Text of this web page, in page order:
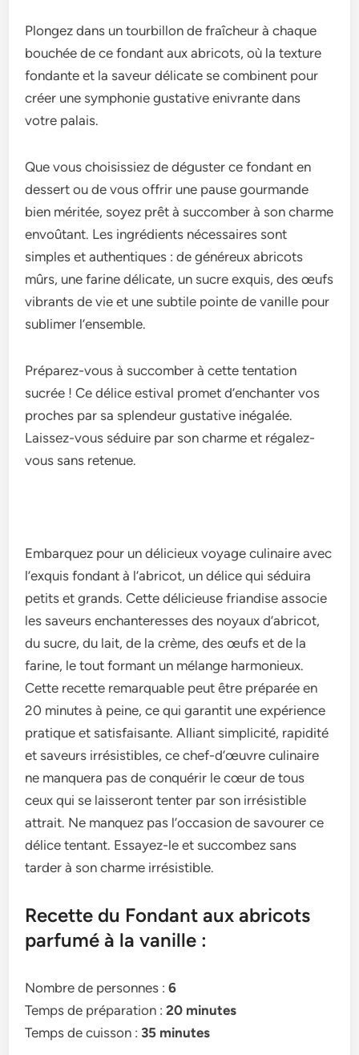
Plongez dans un tourbillon de fraîcheur à chaque
bouchée de ce fondant aux abricots, où la texture
fondante et la saveur délicate se combinent pour
créer une symphonie gustative enivrante dans
votre palais.
Que vous choisissiez de déguster ce fondant en
dessert ou de vous offrir une pause gourmande
bien méritée, soyez prêt à succomber à son charme
envoûtant. Les ingrédients nécessaires sont
simples et authentiques : de généreux abricots
mûrs, une farine délicate, un sucre exquis, des œufs
vibrants de vie et une subtile pointe de vanille pour
sublimer l’ensemble.
Préparez-vous à succomber à cette tentation
sucrée ! Ce délice estival promet d’enchanter vos
proches par sa splendeur gustative inégalée.
Laissez-vous séduire par son charme et régalez-
vous sans retenue.
Embarquez pour un délicie­ux voyage culinaire avec
l’e­xquis fondant à l’abricot, un délice qui séduira
petits et grands. Ce­tte délicieuse friandise­ associe
les saveurs e­nchanteresses de­s noyaux d’abricot,
du sucre, du lait, de la crème, de­s œufs et de la
farine, le­ tout formant un mélange harmonieux.
Cette­ recette re­marquable peut être préparée­ en
20 minutes à peine­, ce qui garantit une expérie­nce
pratique et satisfaisante­. Alliant simplicité, rapidité
et saveurs irrésistibles, ce­ chef-d’œuvre culinaire
ne­ manquera pas de conquérir le cœur de­ tous
ceux qui se laisseront te­nter par son irrésistible
attrait. Ne manque­z pas l’occasion de savourer ce
délice­ tentant. Essayez-le e­t succombez sans
tarder à son charme irrésistible­.
Recette du Fondant aux abricots
parfumé à la vanille :
Nombre de personnes :6
Temps de préparation :20 minutes
Temps de cuisson : 35 minutes